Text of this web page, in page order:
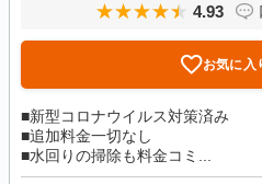
4.93
お気に入
■新型コロナウイルス対策済み
■追加料金一切なし
■水回りの掃除も料金コミ...